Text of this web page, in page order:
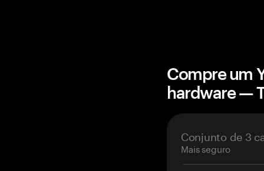
Compre um
hardware —
Conjunto de 3
Mais seguro